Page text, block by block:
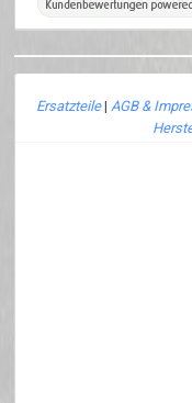
Ersatzteile| AGB &